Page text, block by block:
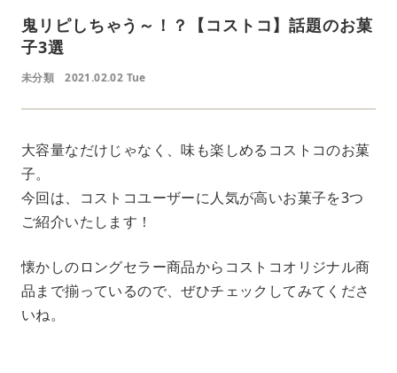
鬼リピしちゃう～！？【コストコ】話題のお菓
子3選
未分類 2021.02.02 Tue
大容量なだけじゃなく、味も楽しめるコストコのお菓
子。
今回は、コストコユーザーに人気が高いお菓子を3つ
ご紹介いたします！
懐かしのロングセラー商品からコストコオリジナル商
品まで揃っているので、ぜひチェックしてみてくださ
いね。